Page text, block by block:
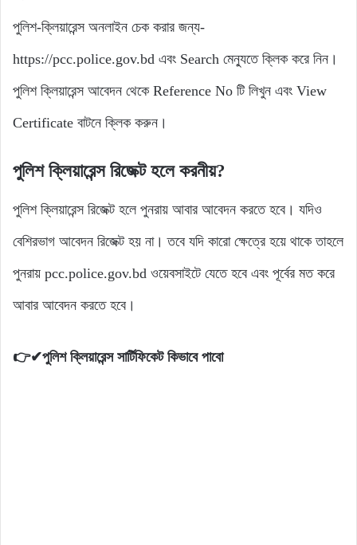
পুলিশ-ক্লিয়ারেন্স অনলাইন চেক করার জন্য-
https://pcc.police.gov.bd এবং Search মেন্যুতে ক্লিক করে নিন।
পুলিশ ক্লিয়ারেন্স আবেদন থেকে Reference No টি লিখুন এবং View
Certificate বাটনে ক্লিক করুন।
পুলিশ ক্লিয়ারেন্স রিজেক্ট হলে করনীয়?
পুলিশ ক্লিয়ারেন্স রিজেক্ট হলে পুনরায় আবার আবেদন করতে হবে। যদিও
বেশিরভাগ আবেদন রিজেক্ট হয় না। তবে যদি কারো ক্ষেত্রে হয়ে থাকে তাহলে
পুনরায় pcc.police.gov.bd ওয়েবসাইটে যেতে হবে এবং পূর্বের মত করে
আবার আবেদন করতে হবে।
👉✔পুলিশ ক্লিয়ারেন্স সার্টিফিকেট কিভাবে পাবো